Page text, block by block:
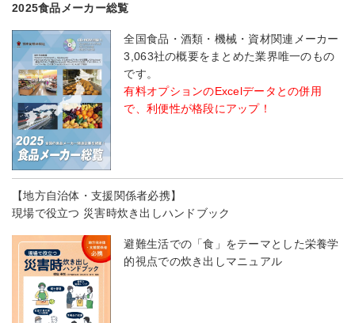
2025食品メーカー総覧
全国食品・酒類・機械・資材関連メーカー
3,063社の概要をまとめた業界唯一のもの
です。
有料オプションのExcelデータとの併用
で、利便性が格段にアップ！
【地方自治体・支援関係者必携】
現場で役立つ 災害時炊き出しハンドブック
避難生活での「食」をテーマとした栄養学
的視点での炊き出しマニュアル